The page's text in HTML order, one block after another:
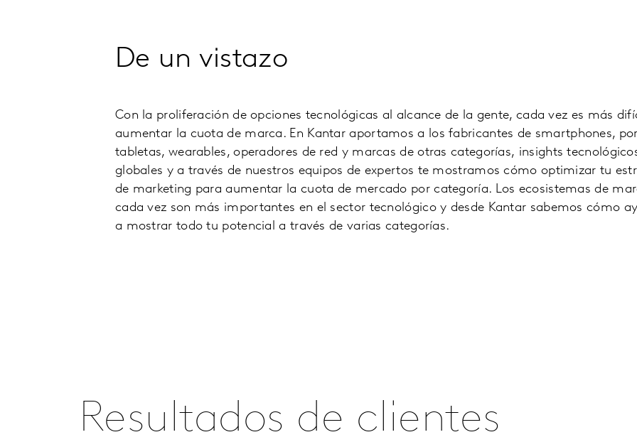
De un vistazo
Con la proliferación de opciones tecnológicas al alcance de la gente, cada vez es más
aumentar la cuota de marca. En Kantar aportamos a los fabricantes de smartphones,
tabletas, wearables, operadores de red y marcas de otras categorías, insights
globales y a través de nuestros equipos de expertos te mostramos cómo optimizar tu
de marketing para aumentar la cuota de mercado por categoría. Los ecosistemas de
cada vez son más importantes en el sector tecnológico y desde Kantar sabemos cómo
a mostrar todo tu potencial a través de varias categorías.
Resultados de clientes